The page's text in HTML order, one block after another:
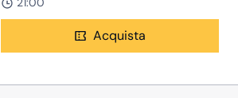
Acquista